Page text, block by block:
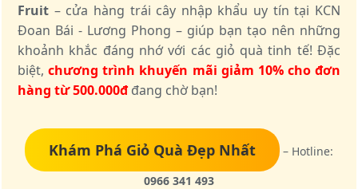
Fruit – cửa hàng trái cây nhập khẩu uy tín tại KCN
Đoan Bái - Lương Phong – giúp bạn tạo nên những
khoảnh khắc đáng nhớ với các giỏ quà tinh tế! Đặc
biệt,chương trình khuyến mãi giảm 10% cho đơn
hàng từ 500.000đđang chờ bạn!
Khám Phá Giỏ Quà Đẹp Nhất
– Hotline:
0966 341 493